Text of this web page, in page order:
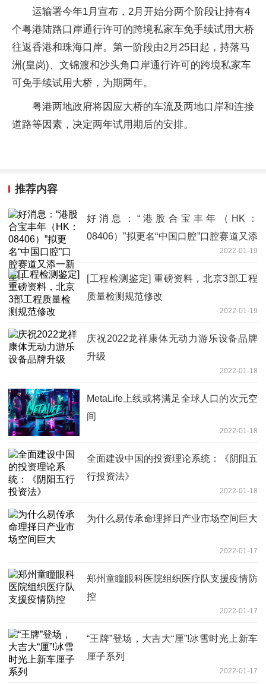
运输署今年1月宣布，2月开始分两个阶段让持有4
个粤港陆路口岸通行许可的跨境私家车免手续试用大桥
往返香港和珠海口岸。第一阶段由2月25日起，持落马
洲(皇岗)、文锦渡和沙头角口岸通行许可的跨境私家车
可免手续试用大桥，为期两年。
粤港两地政府将因应大桥的车流及两地口岸和连接
道路等因素，决定两年试用期后的安排。
推荐内容
好消息：“港股合宝丰年（HK：
08406）”拟更名“中国口腔”口腔赛道又添
2022-01-19
[工程检测鉴定] 重磅资料，北京3部工程
质量检测规范修改
2022-01-19
庆祝2022龙祥康体无动力游乐设备品牌
升级
2022-01-18
MetaLife上线或将满足全球人口的次元空
间
2022-01-18
全面建设中国的投资理论系统：《阴阳五
行投资法》
2022-01-18
为什么易传承命理择日产业市场空间巨大
2022-01-17
郑州童瞳眼科医院组织医疗队支援疫情防
控
2022-01-17
“王牌”登场，大吉大“厘”!冰雪时光上新车
厘子系列
2022-01-17